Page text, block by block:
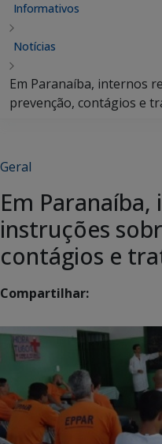
Informativos
Notícias
Em Paranaíba, internos
prevenção, contágios e
Geral
Em
instruções
contágios e
Compartilhar: